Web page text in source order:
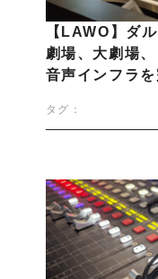
【LAWO】ダ
劇場、大劇場
音声インフラ
タグ：